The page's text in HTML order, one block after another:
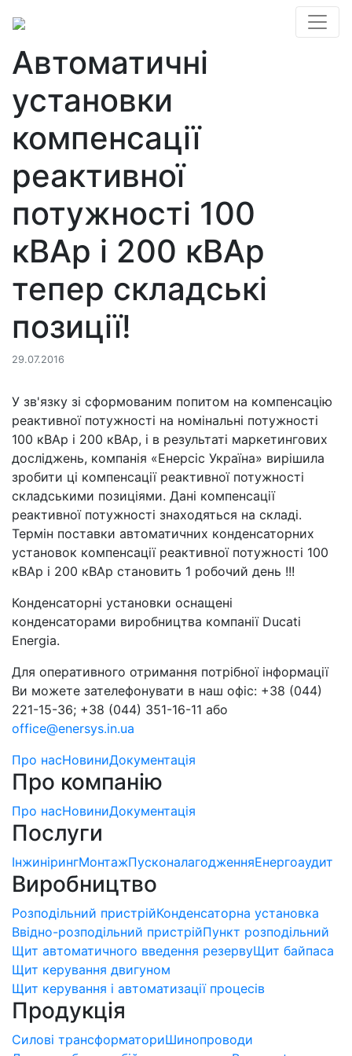
Автоматичні
установки
компенсації
реактивної
потужності 100
кВАр і 200 кВАр
тепер складські
позиції!
29.07.2016
У зв'язку зі сформованим попитом на компенсацію
реактивної потужності на номінальні потужності
100 кВАр і 200 кВАр, і в результаті маркетингових
досліджень, компанія «Енерсіс Україна» вирішила
зробити ці компенсації реактивної потужності
складськими позиціями. Дані компенсації
реактивної потужності знаходяться на складі.
Термін поставки автоматичних конденсаторних
установок компенсації реактивної потужності 100
кВАр і 200 кВАр становить 1 робочий день !!!
Конденсаторні установки оснащені
конденсаторами виробництва компанії Ducati
Energia.
Для оперативного отримання потрібної інформації
Ви можете зателефонувати в наш офіс: +38 (044)
221-15-36; +38 (044) 351-16-11 або
office@enersys.in.ua
Про насНовиниДокументація
Про компанію
Про насНовиниДокументація
Послуги
ІнжинірингМонтажПусконалагодженняЕнергоаудит
Виробництво
Розподільний пристрійКонденсаторна установка
Ввідно-розподільний пристрійПункт розподільний
Щит автоматичного введення резервуЩит байпаса
Щит керування двигуном
Щит керування і автоматизації процесів
Продукція
Силові трансформаториШинопроводи